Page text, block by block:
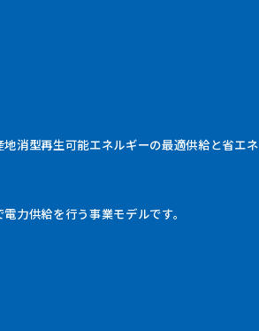
消型再生可能エネルギーの最適供給と省エネ
力供給を行う事業モデルです。